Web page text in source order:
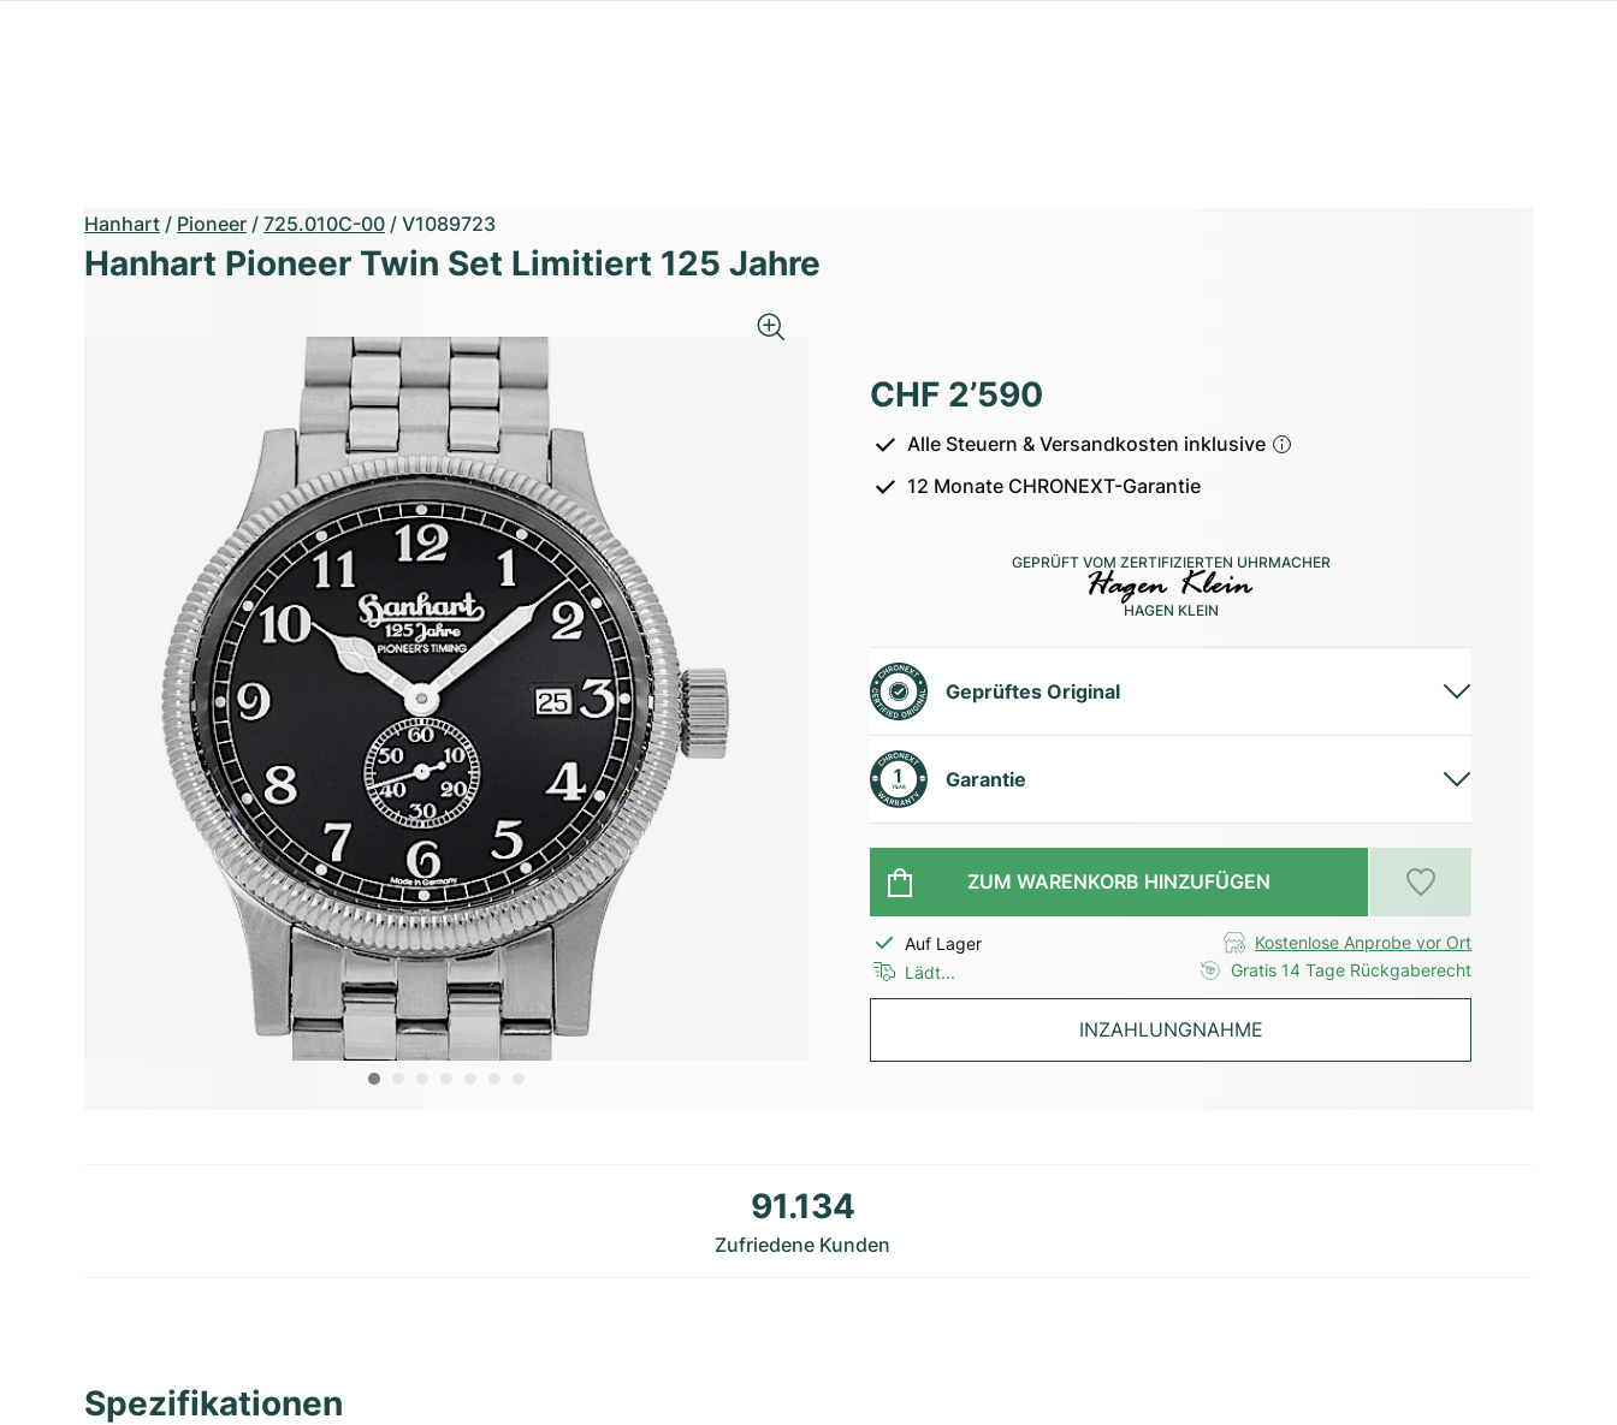
Hanhart / Pioneer / 725.010C-00 / V1089723
Hanhart Pioneer Twin Set Limitiert 125 Jahre
CHF 2’590
Alle Steuern & Versandkosten inklusive
12 Monate CHRONEXT-Garantie
GEPRÜFT VOM ZERTIFIZIERTEN UHRMACHER
HAGEN KLEIN
Geprüftes Original
Garantie
ZUM WARENKORB HINZUFÜGEN
Auf Lager
Lädt...
Kostenlose Anprobe vor Ort
Gratis 14 Tage Rückgaberecht
INZAHLUNGNAHME
91.134
Zufriedene Kunden
Spezifikationen